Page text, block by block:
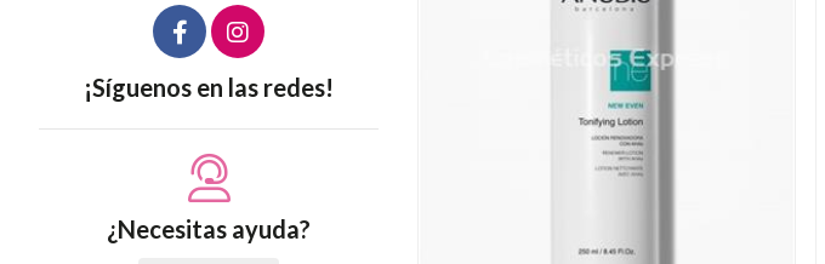
¡Síguenos en las redes!
¿Necesitas ayuda?